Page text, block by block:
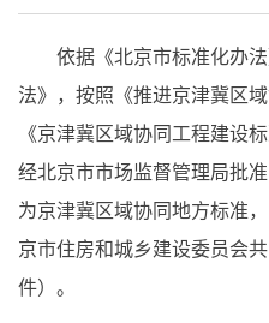
依据《北京市标准化办法
法》，按照《推进京津冀区
《京津冀区域协同工程建设
经北京市市场监督管理局批
为京津冀区域协同地方标准
京市住房和城乡建设委员会
件）。